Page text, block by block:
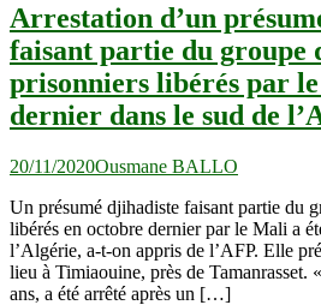
Arrestation d’un
faisant partie du groupe
prisonniers libérés par
dernier dans le sud de
20/11/2020Ousmane BALLO
Un présumé djihadiste faisant partie du
libérés en octobre dernier par le Mali a
l’Algérie, a-t-on appris de l’AFP. Elle
lieu à Timiaouine, près de Tamanrasset.
ans, a été arrêté après un […]